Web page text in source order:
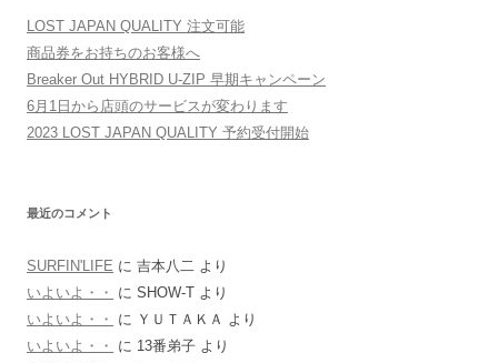
LOST JAPAN QUALITY 注文可能
商品券をお持ちのお客様へ
Breaker Out HYBRID U-ZIP 早期キャンペーン
6月1日から店頭のサービスが変わります
2023 LOST JAPAN QUALITY 予約受付開始
最近のコメント
SURFIN'LIFE に 吉本八二 より
いよいよ・・
に SHOW-T より
いよいよ・・
に ＹＵＴＡＫＡ より
いよいよ・・
に 13番弟子 より